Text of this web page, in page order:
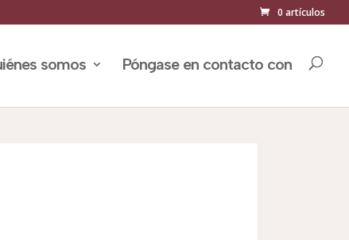
0 artículos
somos Póngase en contacto con